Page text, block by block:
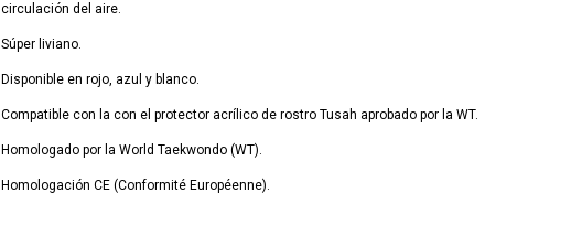
circulación del aire.
Súper liviano.
Disponible en rojo, azul y blanco.
Compatible con la con el protector acrílico de rostro Tusah aprobado por la WT.
Homologado por la World Taekwondo (WT).
Homologación CE (Conformité Européenne).